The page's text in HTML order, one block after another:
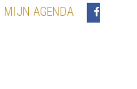
MIJN AGENDA